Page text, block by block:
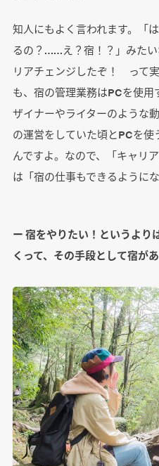
知人にもよく言われます。「
るの？……え？宿！？」みた
リアチェンジしたぞ！ って
も、宿の管理業務はPCを使
ザイナーやライターのような
の運営をしていた頃とPCを
んですよ。なので、「キャリ
は「宿の仕事もできるように
ー 宿をやりたい！というより
くって、その手段として宿が